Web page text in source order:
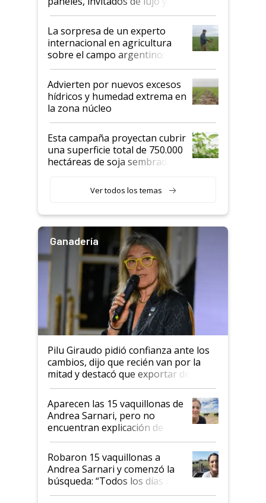
todas las tendencias
La sorpresa de un experto
internacional en agricultura
sobre el campo argentino:
"Estoy muy impresionado"
Advierten por nuevos excesos
hídricos y humedad extrema en
la zona núcleo
Esta campaña proyectan cubrir
una superficie total de 750.000
hectáreas de soja sembradas
variedades que marcan un
salto tecnológico en genética y
Ver todos los temas
Ganadería
Pilu Giraudo pidió confianza ante los
cambios, dijo que recién van por la
mitad y destacó que exportar dejó de
ser "para unos pocos": "Tenemos un
mandato muy claro del gobierno
nacional"
Aparecen las 15 vaquillonas de
Andrea Sarnari, pero no
encuentran explicación de
cómo llegaron allí
Robaron 15 vaquillonas a
Andrea Sarnari y comenzó la
búsqueda: “Todos los días le
toca a algún productor”